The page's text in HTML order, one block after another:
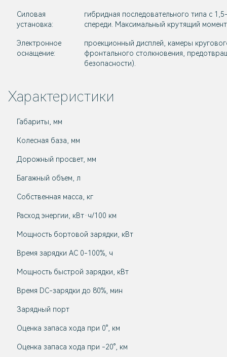
Силовая
установка:
гибридная последовательного типа с
спереди. Максимальный крутящий
Электронное
оснащение:
проекционный дисплей, камеры
фронтального столкновения,
безопасности).
Характеристики
Габариты, мм
Колесная база, мм
Дорожный просвет, мм
Багажный объем, л
Собственная масса, кг
Расход энергии, кВт·ч/100 км
Мощность бортовой зарядки, кВт
Время зарядки AC 0-100%, ч
Мощность быстрой зарядки, кВт
Время DC-зарядки до 80%, мин
Зарядный порт
Оценка запаса хода при 0°, км
Оценка запаса хода при -20°, км